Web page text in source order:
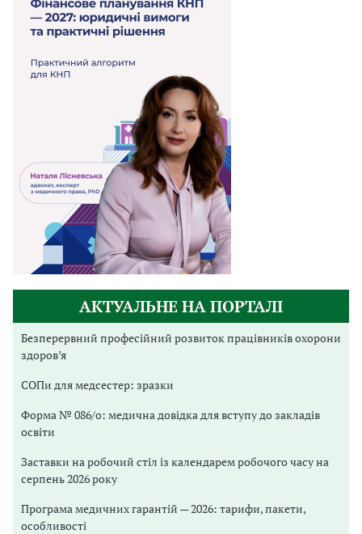
АКТУАЛЬНЕ НА ПОРТАЛІ
Безперервний професійний розвиток працівників охорони
здоров’я
СОПи для медсестер: зразки
Форма № 086/о: медична довідка для вступу до закладів
освіти
Заставки на робочий стіл із календарем робочого часу на
серпень 2026 року
Програма медичних гарантій — 2026: тарифи, пакети,
особливості